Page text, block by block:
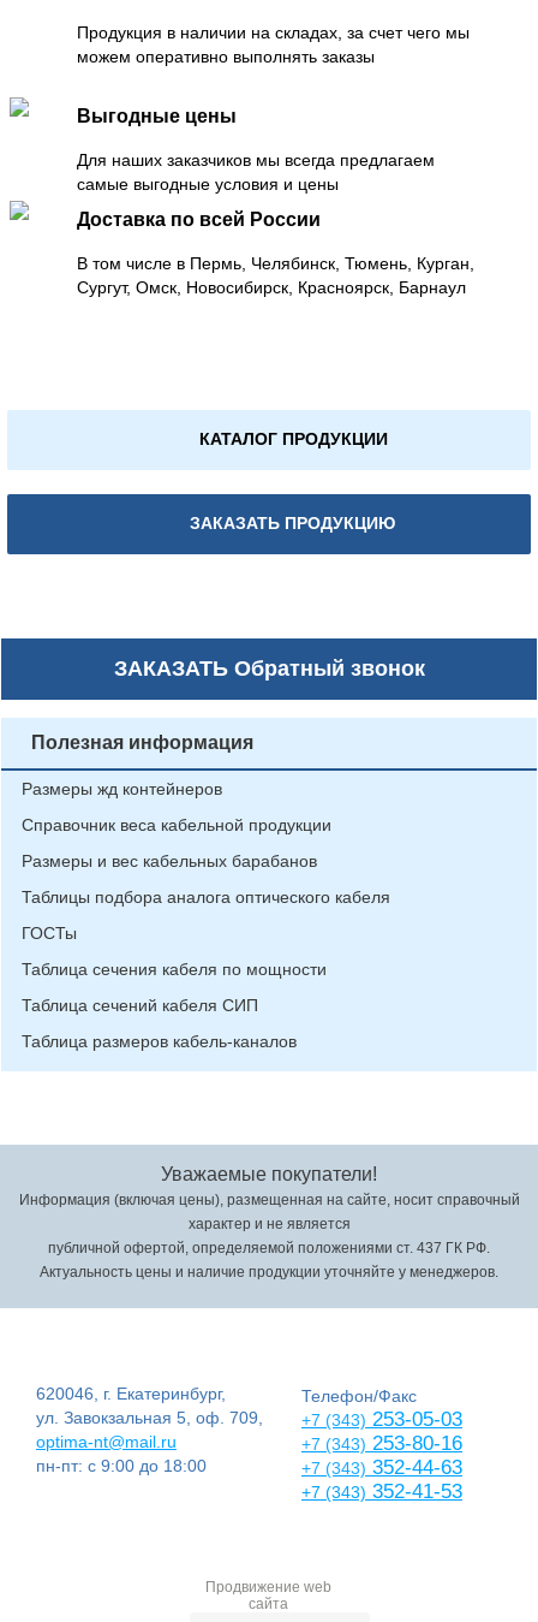
Продукция в наличии на складах, за счет чего мы
можем оперативно выполнять заказы
Выгодные цены
Для наших заказчиков мы всегда предлагаем
самые выгодные условия и цены
Доставка по всей России
В том числе в Пермь, Челябинск, Тюмень, Курган,
Сургут, Омск, Новосибирск, Красноярск, Барнаул
КАТАЛОГ ПРОДУКЦИИ
ЗАКАЗАТЬ ПРОДУКЦИЮ
ЗАКАЗАТЬОбратный звонок
Полезная информация
Размеры жд контейнеров
Справочник веса кабельной продукции
Размеры и вес кабельных барабанов
Таблицы подбора аналога оптического кабеля
ГОСТы
Таблица сечения кабеля по мощности
Таблица сечений кабеля СИП
Таблица размеров кабель-каналов
Уважаемые покупатели!
Информация (включая цены), размещенная на сайте, носит справочный
характер и не является
публичной офертой, определяемой положениями ст. 437 ГК РФ.
Актуальность цены и наличие продукции уточняйте у менеджеров.
620046, г. Екатеринбург,
ул. Завокзальная 5, оф. 709,
optima-nt@mail.ru
пн-пт: с 9:00 до 18:00
Телефон/Факс
+7 (343) 253-05-03
+7 (343) 253-80-16
+7 (343) 352-44-63
+7 (343) 352-41-53
Продвижение web
сайта